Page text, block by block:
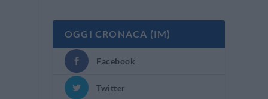
OGGI CRONACA (IM)
Facebook
Twitter